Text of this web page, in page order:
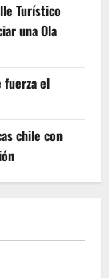
Turístico
una Ola
fuerza el
chile con